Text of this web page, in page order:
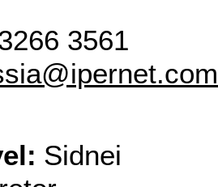
3561
Sidnei